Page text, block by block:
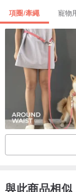
項圈/牽繩 寵物
與此商品相似